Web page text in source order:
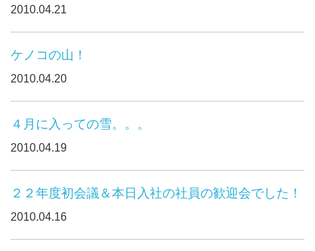
2010.04.21
ケノコの山！
2010.04.20
４月に入っての雪。。。
2010.04.19
２２年度初会議＆本日入社の社員の歓迎会でした！
2010.04.16